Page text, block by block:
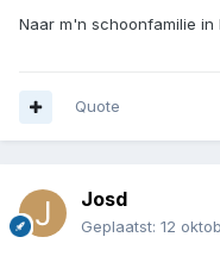
Naar m'n schoonfamilie in
Quote
Josd
Geplaatst: 12